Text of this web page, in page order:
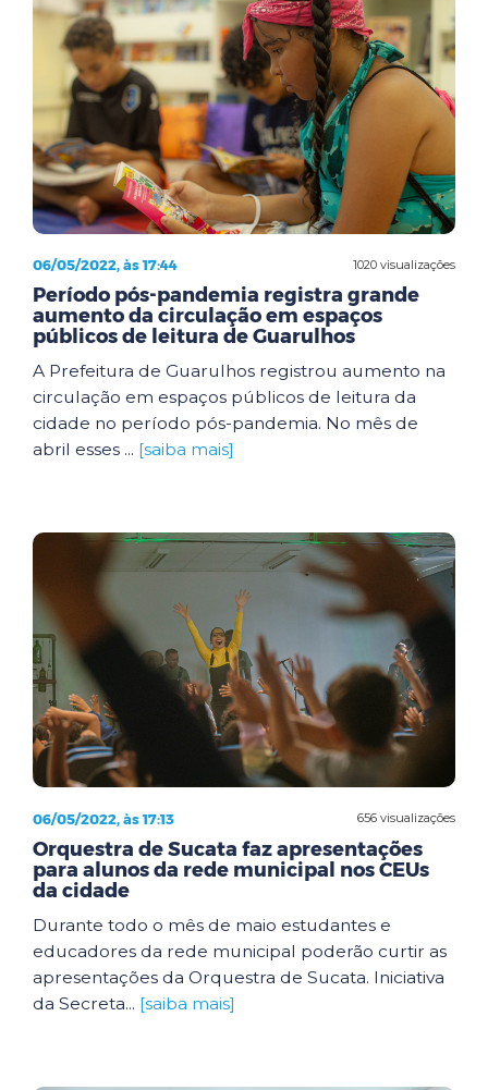
1020 visualizações
06/05/2022, às 17:44
Período pós-pandemia registra grande
aumento da circulação em espaços
públicos de leitura de Guarulhos
A Prefeitura de Guarulhos registrou aumento na
circulação em espaços públicos de leitura da
cidade no período pós-pandemia. No mês de
abril esses ... [saiba mais]
656 visualizações
06/05/2022, às 17:13
Orquestra de Sucata faz apresentações
para alunos da rede municipal nos CEUs
da cidade
Durante todo o mês de maio estudantes e
educadores da rede municipal poderão curtir as
apresentações da Orquestra de Sucata. Iniciativa
da Secreta... [saiba mais]